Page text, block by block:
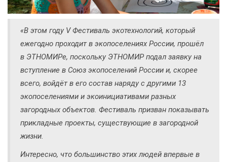
«В этом году V Фестиваль экотехнологий, который
ежегодно проходит в экопоселениях России, прошёл
в ЭТНОМИРе, поскольку ЭТНОМИР подал заявку на
вступление в Союз экопоселений России и, скорее
всего, войдёт в его состав наряду с другими 13
экопоселениями и экоинициативами разных
загородных объектов. Фестиваль призван показывать
прикладные проекты, существующие в загородной
жизни.
Интересно, что большинство этих людей впервые в